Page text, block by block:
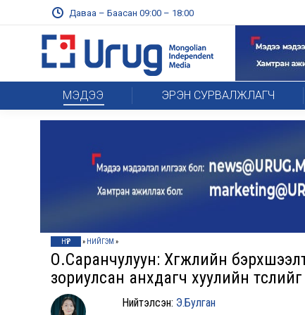
Даваа – Баасан 09:00 – 18:00
МЭДЭЭ ЭРЭН СУРВАЛЖЛАГЧ
НҮҮР » НИЙГЭМ »
О.Саранчулуун: Хөгжлийн
зориулсан анхдагч хуулийн
Нийтэлсэн: Э.Булган